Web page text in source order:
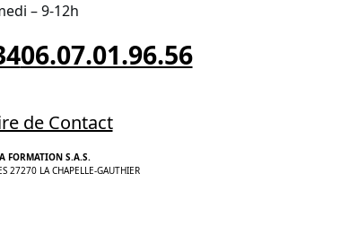
– 9-12h
06.07.01.96.56
de Contact
FORMATION S.A.S.
27270 LA CHAPELLE-GAUTHIER